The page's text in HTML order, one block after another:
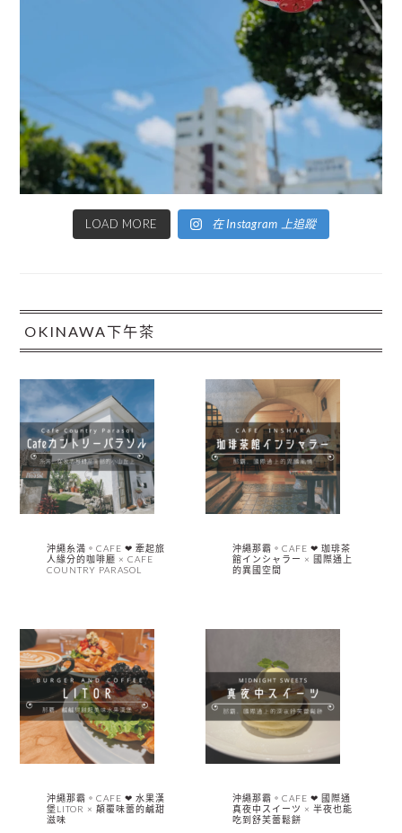
LOAD MORE 在 Instagram 上追蹤
OKINAWA下午茶
沖繩糸満。CAFE ❤︎ 牽起旅
人緣分的咖啡廳 × CAFE
COUNTRY PARASOL
沖繩那霸。CAFE ❤︎ 珈琲茶
館インシャラー × 國際通上
的異國空間
沖繩那霸。CAFE ❤︎ 水果漢
堡LITOR × 顛覆味蕾的鹹甜
滋味
沖繩那霸。CAFE ❤︎ 國際通
真夜中スイーツ × 半夜也能
吃到舒芙蕾鬆餅